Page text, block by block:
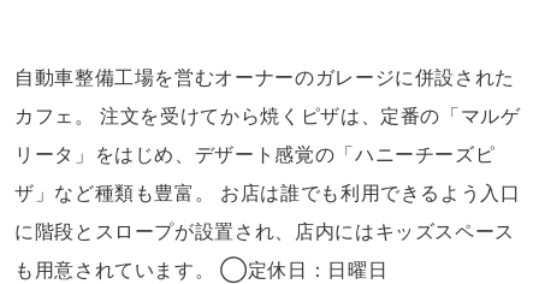
自動車整備工場を営むオーナーのガレージに併設された
カフェ。 注文を受けてから焼くピザは、定番の「マルゲ
リータ」をはじめ、デザート感覚の「ハニーチーズピ
ザ」など種類も豊富。 お店は誰でも利用できるよう入口
に階段とスロープが設置され、店内にはキッズスペース
も用意されています。 ◯定休日：日曜日